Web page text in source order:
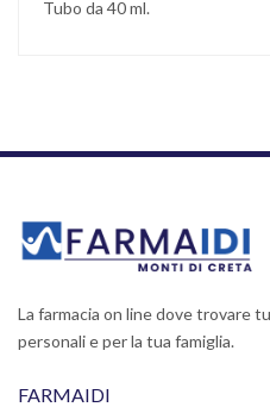
Tubo da 40 ml.
La farmacia on line dove trovare
personali e per la tua famiglia.
FARMAIDI